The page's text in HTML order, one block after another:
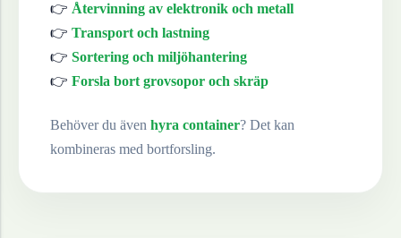
👉 Återvinning av elektronik och metall
👉 Transport och lastning
👉 Sortering och miljöhantering
👉 Forsla bort grovsopor och skräp
Behöver du även hyra container? Det kan
kombineras med bortforsling.